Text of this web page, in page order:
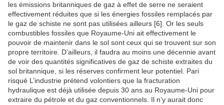
les émissions britanniques de gaz à effet de serre ne seraient
effectivement réduites que si les énergies fossiles remplacés par
le gaz de schiste ne sont pas utilisées ailleurs [6]. Or les seuls
combustibles fossiles que Royaume-Uni ait effectivement le
pouvoir de maintenir dans le sol sont ceux qui se trouvent sur son
propre territoire. D’ailleurs, il faudra au moins une décennie avant
de voir des quantités significatives de gaz de schiste extraites du
sol britannique, si les réserves confirment leur potentiel. Pari
risqué L’industrie prétend volontiers que la fracturation
hydraulique est déjà utilisée depuis 30 ans au Royaume-Uni pour
extraire du pétrole et du gaz conventionnels. Il n’y aurait donc